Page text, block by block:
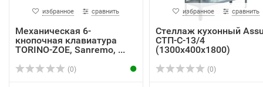
избранное сравнить
Механическая 6-
кнопочная клавиатура
TORINO-ZOE, Sanremo, ...
(0)
избранное сравнить
Стеллаж кухонный
СТП-С-13/4
(1300х400х1800)
(0)